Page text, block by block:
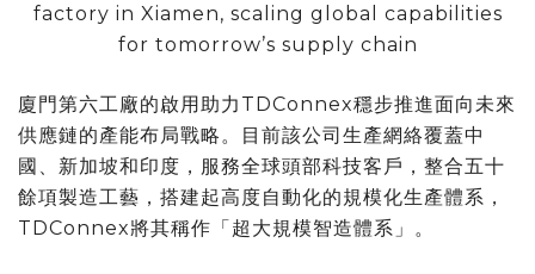
factory in Xiamen, scaling global capabilities
for tomorrow’s supply chain
廈門第六工廠的啟用助力TDConnex穩步推進面向未來
供應鏈的產能布局戰略。目前該公司生產網絡覆蓋中
國、新加坡和印度，服務全球頭部科技客戶，整合五十
餘項製造工藝，搭建起高度自動化的規模化生產體系，
TDConnex將其稱作「超大規模智造體系」。